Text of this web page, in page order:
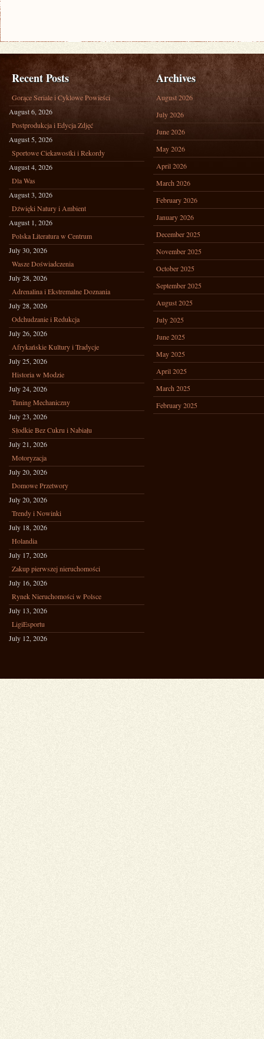
Recent Posts
Gorące Seriale i Cyklowe Powieści
August 6, 2026
Postprodukcja i Edycja Zdjęć
August 5, 2026
Sportowe Ciekawostki i Rekordy
August 4, 2026
Dla Was
August 3, 2026
Dźwięki Natury i Ambient
August 1, 2026
Polska Literatura w Centrum
July 30, 2026
Wasze Doświadczenia
July 28, 2026
Adrenalina i Ekstremalne Doznania
July 28, 2026
Odchudzanie i Redukcja
July 26, 2026
Afrykańskie Kultury i Tradycje
July 25, 2026
Historia w Modzie
July 24, 2026
Tuning Mechaniczny
July 23, 2026
Słodkie Bez Cukru i Nabiału
July 21, 2026
Motoryzacja
July 20, 2026
Domowe Przetwory
July 20, 2026
Trendy i Nowinki
July 18, 2026
Holandia
July 17, 2026
Zakup pierwszej nieruchomości
July 16, 2026
Rynek Nieruchomości w Polsce
July 13, 2026
LigiEsportu
July 12, 2026
Archives
August 2026
July 2026
June 2026
May 2026
April 2026
March 2026
February 2026
January 2026
December 2025
November 2025
October 2025
September 2025
August 2025
July 2025
June 2025
May 2025
April 2025
March 2025
February 2025